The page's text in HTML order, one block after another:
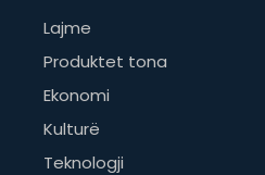
Lajme
Produktet tona
Ekonomi
Kulturë
Teknologji